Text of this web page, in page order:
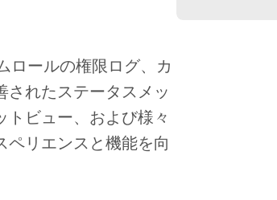
ロールの権限ログ、カ
されたステータスメッ
ビュー、および様々
ペリエンスと機能を向